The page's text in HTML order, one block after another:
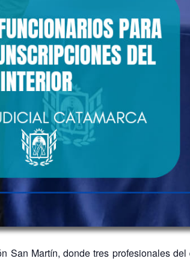
Martín, donde tres profesionales